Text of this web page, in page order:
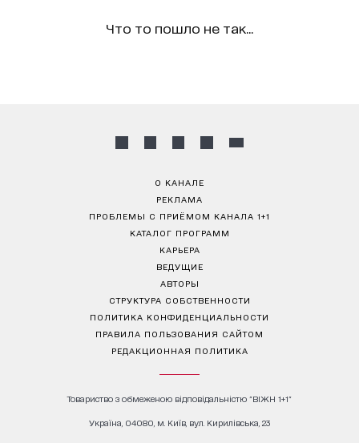
Что то пошло не так...
О КАНАЛЕ
РЕКЛАМА
ПРОБЛЕМЫ С ПРИЁМОМ КАНАЛА 1+1
КАТАЛОГ ПРОГРАММ
КАРЬЕРА
ВЕДУЩИЕ
АВТОРЫ
СТРУКТУРА СОБСТВЕННОСТИ
ПОЛИТИКА КОНФИДЕНЦИАЛЬНОСТИ
ПРАВИЛА ПОЛЬЗОВАНИЯ САЙТОМ
РЕДАКЦИОННАЯ ПОЛИТИКА
Товариство з обмеженою відповідальністю "ВІЖН 1+1"
Україна, 04080, м. Київ, вул. Кирилівська, 23